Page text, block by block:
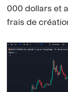
000 dollars et
frais de